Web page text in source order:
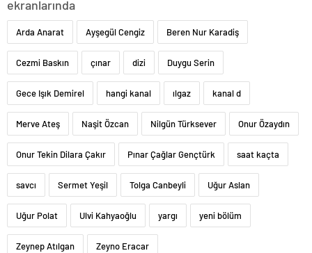
ekranlarında
Arda Anarat Ayşegül Cengiz Beren Nur Karadiş
Cezmi Baskın çınar dizi Duygu Serin
Gece Işık Demirel hangi kanal ılgaz kanal d
Merve Ateş Naşit Özcan Nilgün Türksever Onur Özaydın
Onur Tekin Dilara Çakır Pınar Çağlar Gençtürk saat kaçta
savcı Sermet Yeşil Tolga Canbeyli Uğur Aslan
Uğur Polat Ulvi Kahyaoğlu yargı yeni bölüm
Zeynep Atılgan Zeyno Eracar